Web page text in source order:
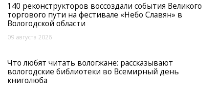
140 реконструкторов воссоздали события Великого
торгового пути на фестивале «Небо Славян» в
Вологодской области
09 августа 2026
Что любят читать вологжане: рассказывают
вологодские библиотеки во Всемирный день
книголюба